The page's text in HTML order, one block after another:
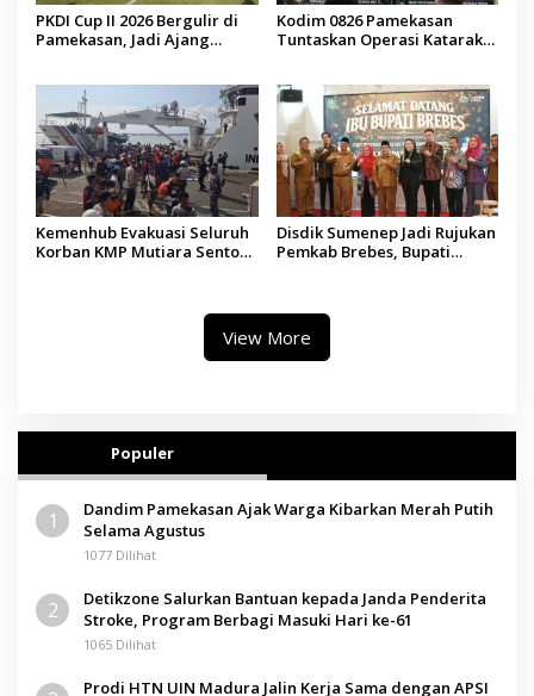
PKDI Cup II 2026 Bergulir di
Pamekasan, Jadi Ajang
Kodim 0826 Pamekasan
Tuntaskan Operasi Katarak
Kemenhub Evakuasi Seluruh
Korban KMP Mutiara Sentosa
Disdik Sumenep Jadi Rujukan
Pemkab Brebes, Bupati
View More
Populer
1
Dandim Pamekasan Ajak Warga Kibarkan Merah Putih
Selama Agustus
1077 Dilihat
2
Detikzone Salurkan Bantuan kepada Janda Penderita
Stroke, Program Berbagi Masuki Hari ke-61
1065 Dilihat
Prodi HTN UIN Madura Jalin Kerja Sama dengan APSI